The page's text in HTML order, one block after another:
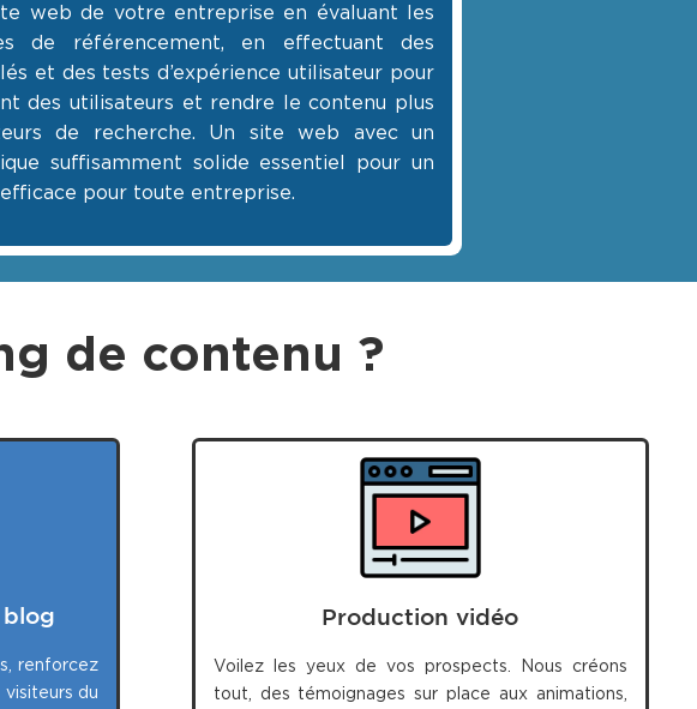
web de votre entreprise en évaluant les
de référencement, en effectuant des
et des tests d’expérience utilisateur pour
des utilisateurs et rendre le contenu plus
de recherche. Un site web avec un
suffisamment solide essentiel pour un
pour toute entreprise.
de contenu ?
renforcez
du
Production vidéo
Voilez les yeux de vos prospects. Nous créons
tout, des témoignages sur place aux animations,